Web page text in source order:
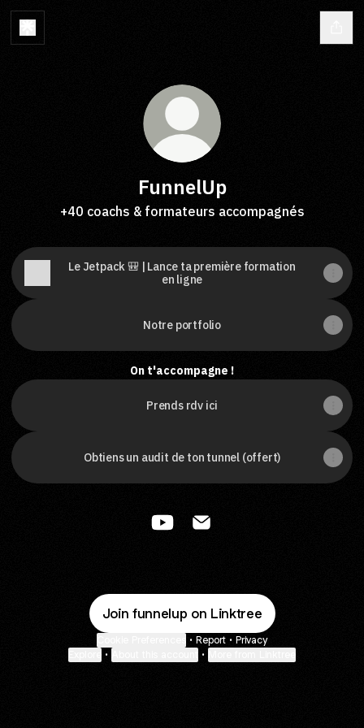
FunnelUp
+40 coachs & formateurs accompagnés
Le Jetpack 🎒 | Lance ta première formation
en ligne
Notre portfolio
On t'accompagne !
Prends rdv ici
Obtiens un audit de ton tunnel (offert)
Join funnelup on Linktree
• Report • Privacy
• •